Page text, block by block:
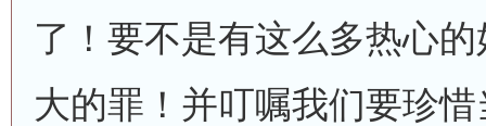
了！要不是有这么多热心
大的罪！并叮嘱我们要珍